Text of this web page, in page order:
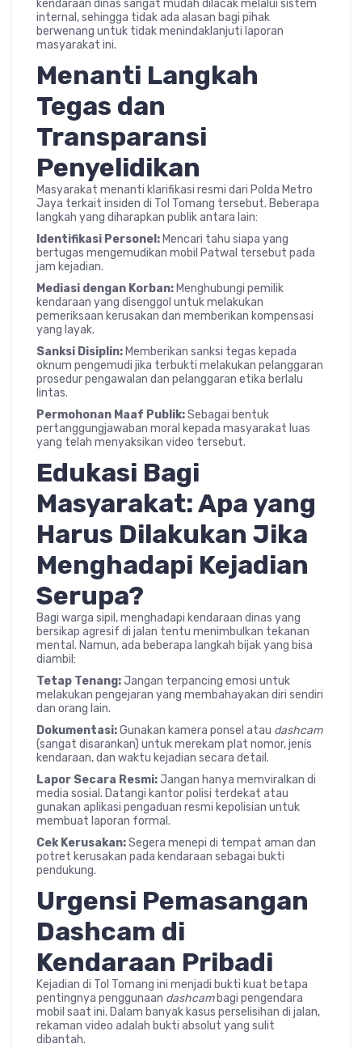
kendaraan dinas sangat mudah dilacak melalui sistem
internal, sehingga tidak ada alasan bagi pihak
berwenang untuk tidak menindaklanjuti laporan
masyarakat ini.
Menanti Langkah
Tegas dan
Transparansi
Penyelidikan
Masyarakat menanti klarifikasi resmi dari Polda Metro
Jaya terkait insiden di Tol Tomang tersebut. Beberapa
langkah yang diharapkan publik antara lain:
Identifikasi Personel: Mencari tahu siapa yang
bertugas mengemudikan mobil Patwal tersebut pada
jam kejadian.
Mediasi dengan Korban: Menghubungi pemilik
kendaraan yang disenggol untuk melakukan
pemeriksaan kerusakan dan memberikan kompensasi
yang layak.
Sanksi Disiplin: Memberikan sanksi tegas kepada
oknum pengemudi jika terbukti melakukan pelanggaran
prosedur pengawalan dan pelanggaran etika berlalu
lintas.
Permohonan Maaf Publik:Sebagai bentuk
pertanggungjawaban moral kepada masyarakat luas
yang telah menyaksikan video tersebut.
Edukasi Bagi
Masyarakat: Apa yang
Harus Dilakukan Jika
Menghadapi Kejadian
Serupa?
Bagi warga sipil, menghadapi kendaraan dinas yang
bersikap agresif di jalan tentu menimbulkan tekanan
mental. Namun, ada beberapa langkah bijak yang bisa
diambil:
Tetap Tenang:Jangan terpancing emosi untuk
melakukan pengejaran yang membahayakan diri sendiri
dan orang lain.
Dokumentasi:Gunakan kamera ponsel atau dashcam
(sangat disarankan) untuk merekam plat nomor, jenis
kendaraan, dan waktu kejadian secara detail.
Lapor Secara Resmi:Jangan hanya memviralkan di
media sosial. Datangi kantor polisi terdekat atau
gunakan aplikasi pengaduan resmi kepolisian untuk
membuat laporan formal.
Cek Kerusakan:Segera menepi di tempat aman dan
potret kerusakan pada kendaraan sebagai bukti
pendukung.
Urgensi Pemasangan
Dashcam di
Kendaraan Pribadi
Kejadian di Tol Tomang ini menjadi bukti kuat betapa
pentingnya penggunaan dashcambagi pengendara
mobil saat ini. Dalam banyak kasus perselisihan di jalan,
rekaman video adalah bukti absolut yang sulit
dibantah.